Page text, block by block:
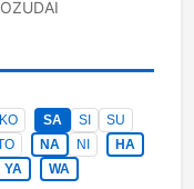
KO SA SI
SU
NA NI
HA
YA WA